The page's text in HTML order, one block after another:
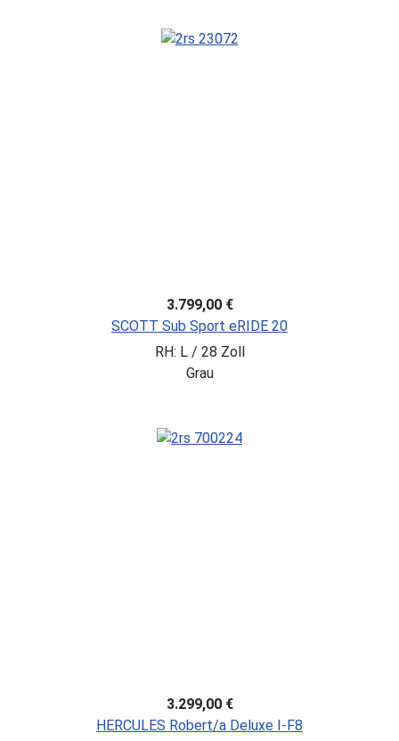
3.799,00 €
SCOTT Sub Sport eRIDE 20
RH: L / 28 Zoll
Grau
3.299,00 €
HERCULES Robert/a Deluxe I-F8